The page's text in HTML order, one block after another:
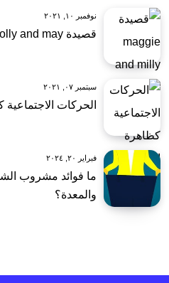
نوفمبر ١٠, ٢٠٢١
قصيدة maggie and milly and molly and may
سبتمبر ٠٧, ٢٠٢١
الحركات
فبراير ٢٠, ٢٠٢٤
ما فوائد مشروب
والمعدة؟